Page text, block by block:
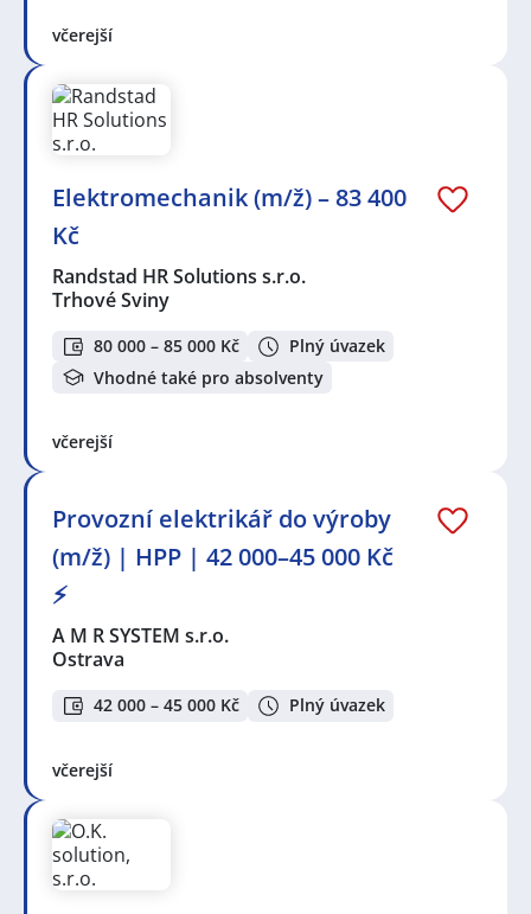
včerejší
Elektromechanik (m/ž) – 83 400
Kč
Randstad HR Solutions s.r.o.
Trhové Sviny
80 000 – 85 000 Kč
Plný úvazek
Vhodné také pro absolventy
včerejší
Provozní elektrikář do výroby
(m/ž) | HPP | 42 000–45 000 Kč
⚡
A M R SYSTEM s.r.o.
Ostrava
42 000 – 45 000 Kč Plný úvazek
včerejší